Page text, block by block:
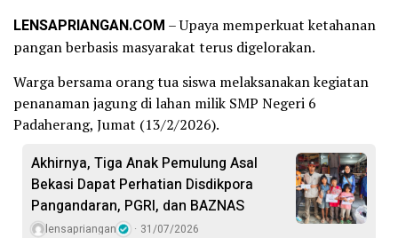
LENSAPRIANGAN.COM – Upaya memperkuat ketahanan
pangan berbasis masyarakat terus digelorakan.
Warga bersama orang tua siswa melaksanakan kegiatan
penanaman jagung di lahan milik SMP Negeri 6
Padaherang, Jumat (13/2/2026).
Akhirnya, Tiga Anak Pemulung Asal
Bekasi Dapat Perhatian Disdikpora
Pangandaran, PGRI, dan BAZNAS
lensapriangan 31/07/2026